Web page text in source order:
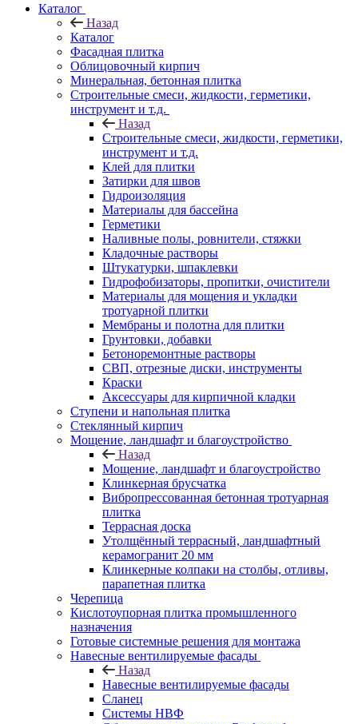
Каталог
Назад
Каталог
Фасадная плитка
Облицовочный кирпич
Минеральная, бетонная плитка
Строительные смеси, жидкости, герметики,
инструмент и т.д.
Назад
Строительные смеси, жидкости, герметики,
инструмент и т.д.
Клей для плитки
Затирки для швов
Гидроизоляция
Материалы для бассейна
Герметики
Наливные полы, ровнители, стяжки
Кладочные растворы
Штукатурки, шпаклевки
Гидрофобизаторы, пропитки, очистители
Материалы для мощения и укладки
тротуарной плитки
Мембраны и полотна для плитки
Грунтовки, добавки
Бетоноремонтные растворы
СВП, отрезные диски, инструменты
Краски
Аксессуары для кирпичной кладки
Ступени и напольная плитка
Cтеклянный кирпич
Мощение, ландшафт и благоустройство
Назад
Мощение, ландшафт и благоустройство
Клинкерная брусчатка
Вибропрессованная бетонная тротуарная
плитка
Террасная доска
Утолщённый террасный, ландшафтный
керамогранит 20 мм
Клинкерные колпаки на столбы, отливы,
парапетная плитка
Черепица
Кислотоупорная плитка промышленного
назначения
Готовые системные решения для монтажа
Навесные вентилируемые фасады
Назад
Навесные вентилируемые фасады
Сланец
Системы НВФ